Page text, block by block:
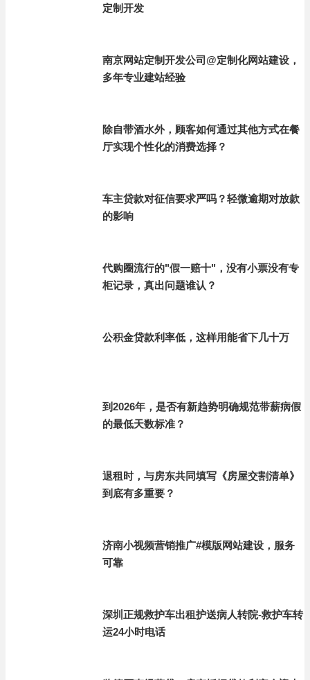
定制开发
南京网站定制开发公司@定制化网站建设，
多年专业建站经验
除自带酒水外，顾客如何通过其他方式在餐
厅实现个性化的消费选择？
车主贷款对征信要求严吗？轻微逾期对放款
的影响
代购圈流行的"假一赔十"，没有小票没有专
柜记录，真出问题谁认？
公积金贷款利率低，这样用能省下几十万
到2026年，是否有新趋势明确规范带薪病假
的最低天数标准？
退租时，与房东共同填写《房屋交割清单》
到底有多重要？
济南小视频营销推广#模版网站建设，服务
可靠
深圳正规救护车出租护送病人转院-救护车转
运24小时电话